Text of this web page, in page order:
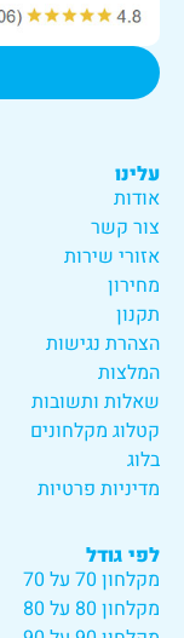
לפי גודל
מקלחון 70 על 70
מקלחון 80 על 80
עלינו
אודות
צור קשר
אזורי שירות
מחירון
תקנון
הצהרת נגישות
המלצות
שאלות ותשובות
קטלוג מקלחונים
בלוג
מדיניות פרטיות